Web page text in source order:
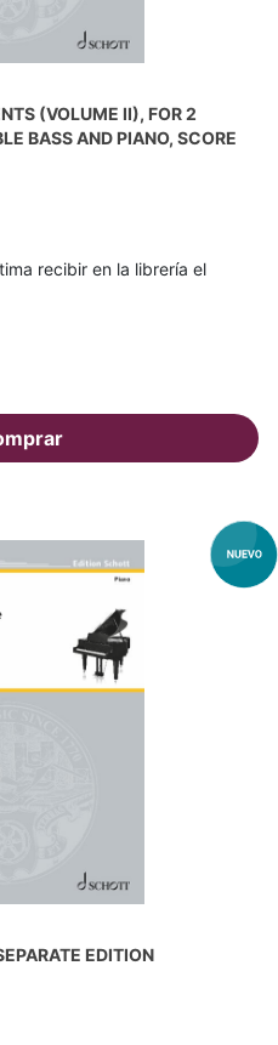
(VOLUME II), FOR 2
BASS AND PIANO, SCORE
recibir en la librería el
EDITION